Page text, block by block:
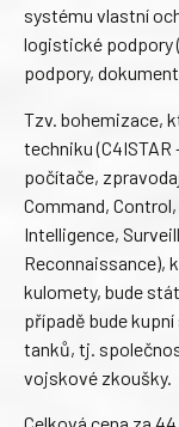
systému vlastní
logistické podpory
podpory,
Tzv. bohemizace,
techniku
počítače,
Command,
Intelligence,
Reconnaissance),
kulomety, bude
případě bude
tanků, tj.
vojskové zkoušky.